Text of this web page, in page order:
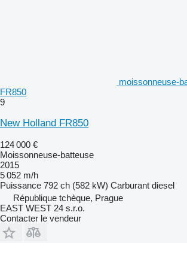
moissonneuse-
FR850
9
New Holland FR850
124 000 €
Moissonneuse-batteuse
2015
5 052 m/h
Puissance 792 ch (582 kW) Carburant diesel
République tchèque, Prague
EAST WEST 24 s.r.o.
Contacter le vendeur